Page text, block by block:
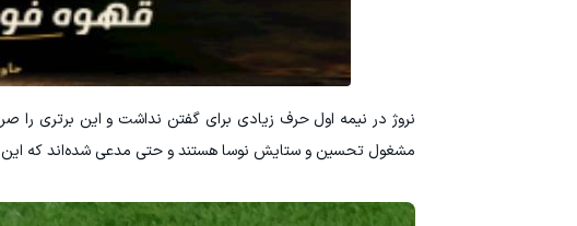
نروژ در نیمه اول حرف زیادی برای گفتن نداشت و این برتری را
مشغول تحسین و ستایش نوسا هستند و حتی مدعی شده‌اند که این